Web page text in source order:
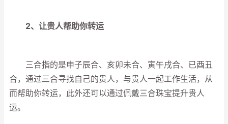
2、让贵人帮助你转运
三合指的是申子辰合、亥卯未合、寅午戌合、已酉丑
合，通过三合寻找自己的贵人，与贵人一起工作生活，从
而帮助你转运，此外还可以通过佩戴三合珠宝提升贵人
运。